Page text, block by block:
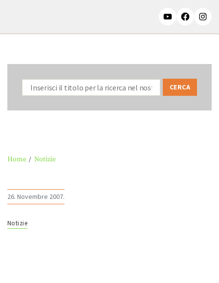
Home Notizie
26. Novembre 2007.
Notizie